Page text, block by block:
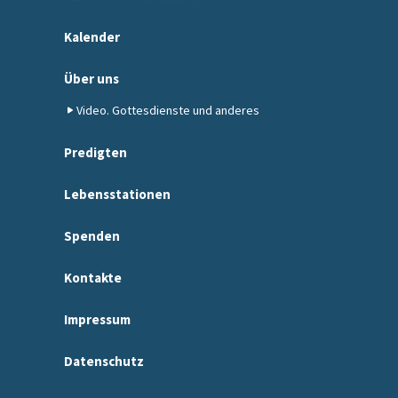
Kalender
Über uns
Video. Gottesdienste und anderes
Predigten
Lebensstationen
Spenden
Kontakte
Impressum
Datenschutz